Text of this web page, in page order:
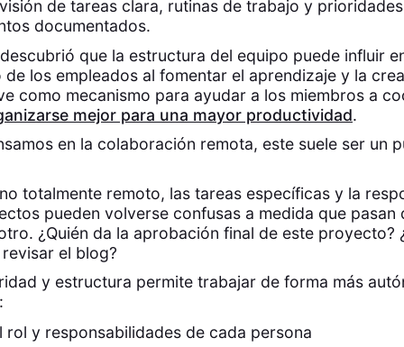
de tareas clara, rutinas de trabajo y
documentados.
que la estructura del equipo puede influir
de los empleados al fomentar el aprendizaje y la
como mecanismo para ayudar a los miembros a
mejor para una mayor productividad.
en la colaboración remota, este suele ser un
totalmente remoto, las tareas específicas y la
pueden volverse confusas a medida que pasan
¿Quién da la aprobación final de este proyecto?
el blog?
y estructura permite trabajar de forma más
rol y responsabilidades de cada persona